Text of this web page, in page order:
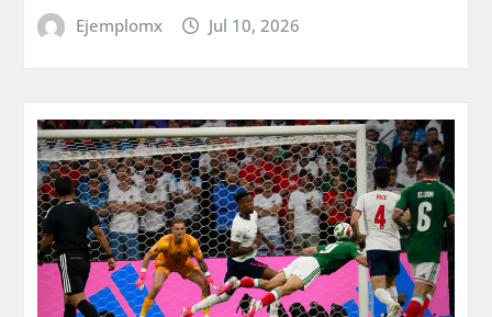
Ejemplomx Jul 10, 2026